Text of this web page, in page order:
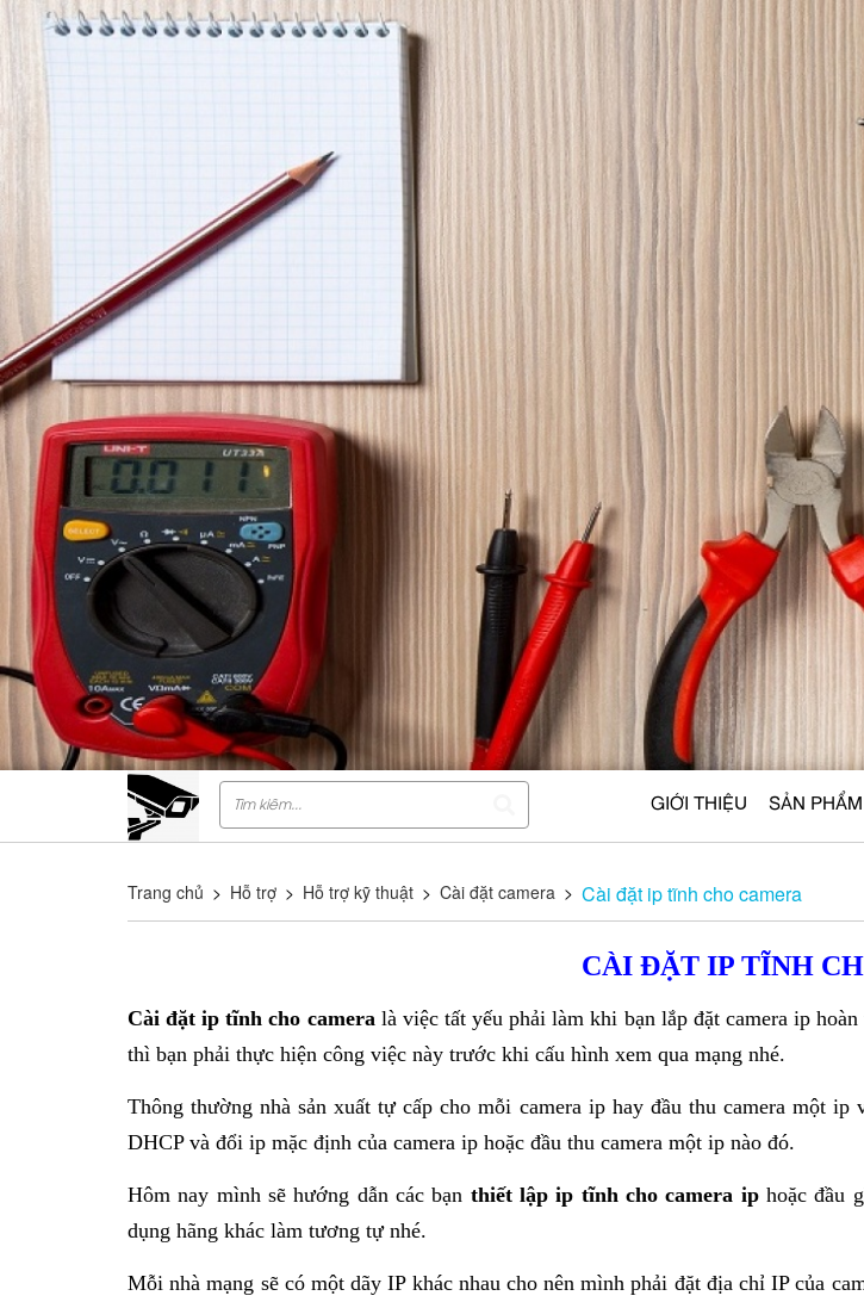
GIỚI THIỆU SẢN PHẨM
Trang chủ > Hỗ trợ > Hỗ trợ kỹ thuật > Cài đặt camera > Cài đặt ip tĩnh cho camera
CÀI ĐẶT IP TĨNH
Cài đặt ip tĩnh cho cameralà việc tất yếu phải làm khi bạn lắp đặt camera ip
thì bạn phải thực hiện công việc này trước khi cấu hình xem qua mạng nhé.
Thông thường nhà sản xuất tự cấp cho mỗi camera ip hay đầu thu camera một
DHCP và đổi ip mặc định của camera ip hoặc đầu thu camera một ip nào đó.
Hôm nay mình sẽ hướng dẫn các bạn thiết lập ip tĩnh cho camera iphoặc đầu
dụng hãng khác làm tương tự nhé.
Mỗi nhà mạng sẽ có một dãy IP khác nhau cho nên mình phải đặt địa chỉ IP của